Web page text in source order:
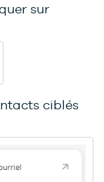
sur
ciblés